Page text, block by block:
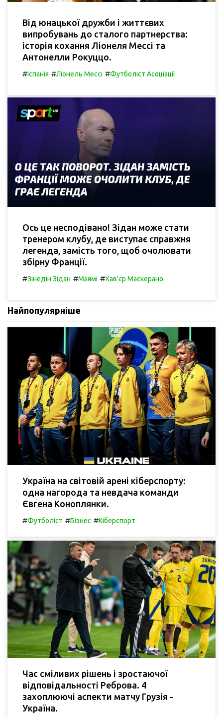
Від юнацької дружби і життєвих
випробувань до сталого партнерства:
історія кохання Ліонеля Мессі та
Антонелли Рокуццо.
#Іспанія #Ліонель Мессі #Футболіст Асоціації
Ось це несподівано! Зідан може стати
тренером клубу, де виступає справжня
легенда, замість того, щоб очолювати
збірну Франції.
#Зінедін Зідан #Маямі #Хав'єр Маскерано
Найпопулярніше
Україна на світовій арені кіберспорту:
одна нагорода та невдача команди
Євгена Коноплянки.
#Футболіст #Бізнес #Кіберспорт
Час сміливих рішень і зростаючої
відповідальності Реброва. 4
захоплюючі аспекти матчу Грузія -
Україна.